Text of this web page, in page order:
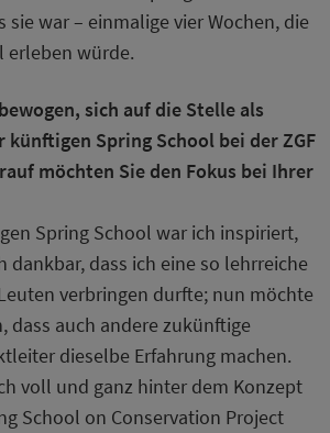
sie war – einmalige vier Wochen, die
erleben würde.
sich auf die Stelle als
Spring School bei der ZGF
möchten Sie den Fokus bei Ihrer
Spring School war ich inspiriert,
dankbar, dass ich eine so lehrreiche
verbringen durfte; nun möchte
dass auch andere zukünftige
dieselbe Erfahrung machen.
voll und ganz hinter dem Konzept
School on Conservation Project